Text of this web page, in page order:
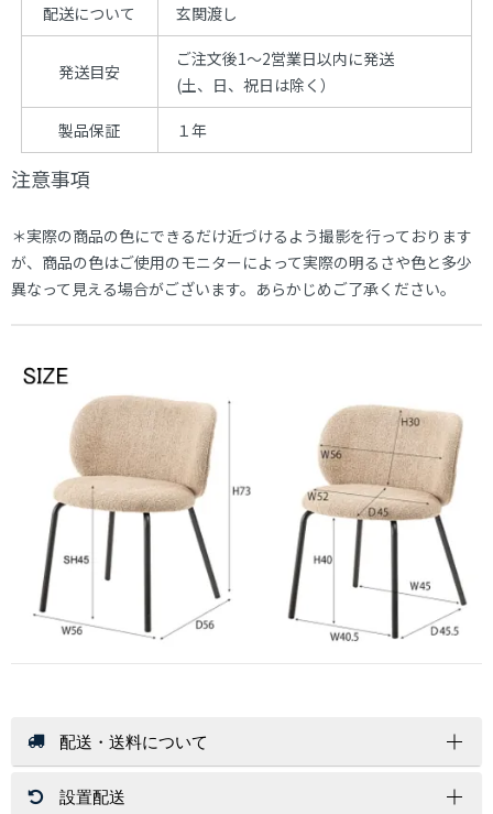
配送について 玄関渡し
発送目安
ご注文後1～2営業日以内に発送
(土、日、祝日は除く）
製品保証 １年
注意事項
＊実際の商品の色にできるだけ近づけるよう撮影を行っております
が、商品の色はご使用のモニターによって実際の明るさや色と多少
異なって見える場合がございます。あらかじめご了承ください。
配送・送料について
送 料設置配送